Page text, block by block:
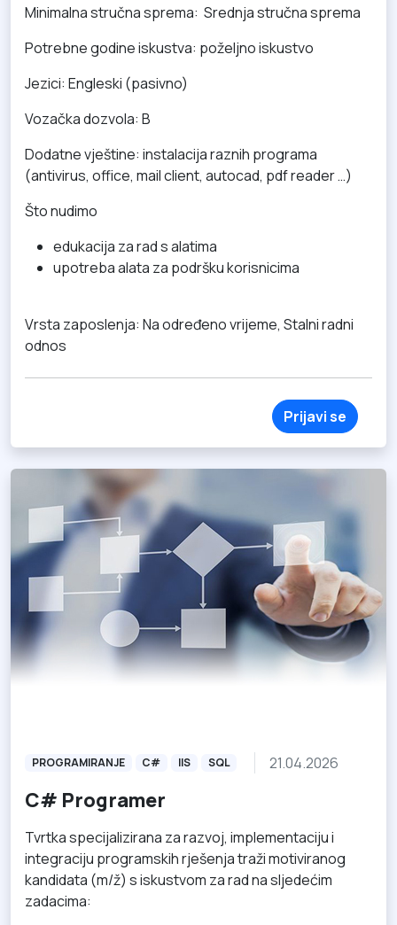
Minimalna stručna sprema: Srednja stručna sprema
Potrebne godine iskustva: poželjno iskustvo
Jezici: Engleski (pasivno)
Vozačkadozvola: B
Dodatne vještine: instalacija raznih programa
(antivirus, office, mail client, autocad, pdf reader …)
Što nudimo
edukacija za rad s alatima
upotreba alata za podršku korisnicima
Vrsta zaposlenja: Na određeno vrijeme, Stalni radni
odnos
Prijavi se
PROGRAMIRANJE C# IIS SQL 21.04.2026
C# Programer
Tvrtka specijalizirana za razvoj, implementaciju i
integraciju programskih rješenja traži motiviranog
kandidata (m/ž) s iskustvom za rad na sljedećim
zadacima: